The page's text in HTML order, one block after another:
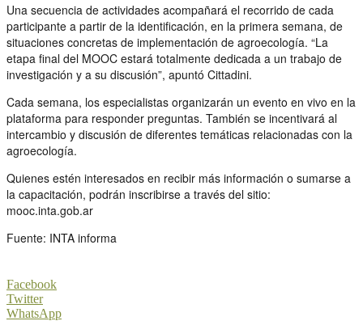
Una secuencia de actividades acompañará el recorrido de cada
participante a partir de la identificación, en la primera semana, de
situaciones concretas de implementación de agroecología. “La
etapa final del MOOC estará totalmente dedicada a un trabajo de
investigación y a su discusión”, apuntó Cittadini.
Cada semana, los especialistas organizarán un evento en vivo en la
plataforma para responder preguntas. También se incentivará al
intercambio y discusión de diferentes temáticas relacionadas con la
agroecología.
Quienes estén interesados en recibir más información o sumarse a
la capacitación, podrán inscribirse a través del sitio:
mooc.inta.gob.ar
Fuente: INTA informa
Facebook
Twitter
WhatsApp